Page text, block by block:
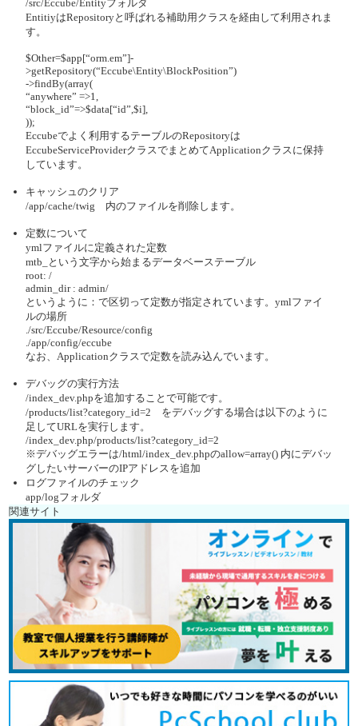
/src/Eccube/Entityフォルダ
EntitiyはRepositoryと呼ばれる補助用クラスを経由して利用されま
す。
$Other=$app[“orm.em”]-
>getRepository(“Eccube\Entity\BlockPosition”)
->findBy(array(
“anywhere” =>1,
“block_id”=>$data[“id”,$i],
));
Eccubeでよく利用するテーブルのRepositoryは
EccubeServiceProviderクラスでまとめてApplicationクラスに保持
しています。
キャッシュのクリア
/app/cache/twig 内のファイルを削除します。
定数について
ymlファイルに定義された定数
mtb_という文字から始まるデータベーステーブル
root: /
admin_dir : admin/
というように：で区切って定数が指定されています。ymlファイ
ルの場所
./src/Eccube/Resource/config
./app/config/eccube
なお、Applicationクラスで定数を読み込んでいます。
デバッグの実行方法
/index_dev.phpを追加することで可能です。
/products/list?category_id=2 をデバッグする場合は以下のように
足してURLを実行します。
/index_dev.php/products/list?category_id=2
※デバッグエラーは/html/index_dev.phpのallow=array() 内にデバッ
グしたいサーバーのIPアドレスを追加
ログファイルのチェック
app/logフォルダ
関連サイト